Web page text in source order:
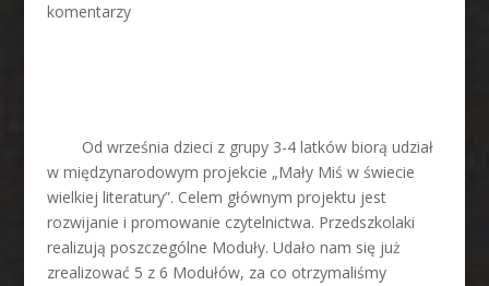
komentarzy
Od września dzieci z grupy 3-4 latków biorą udział
w międzynarodowym projekcie „Mały Miś w świecie
wielkiej literatury”. Celem głównym projektu jest
rozwijanie i promowanie czytelnictwa. Przedszkolaki
realizują poszczególne Moduły. Udało nam się już
zrealizować 5 z 6 Modułów, za co otrzymaliśmy